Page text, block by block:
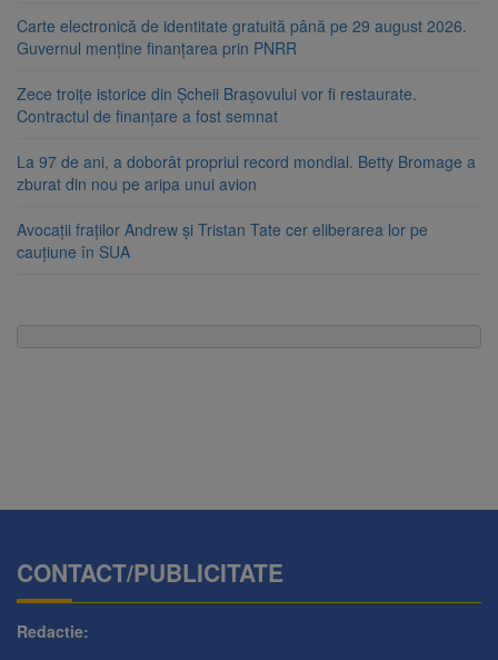
Carte electronică de identitate gratuită până pe 29 august 2026.
Guvernul menține finanțarea prin PNRR
Zece troițe istorice din Șcheii Brașovului vor fi restaurate.
Contractul de finanțare a fost semnat
La 97 de ani, a doborât propriul record mondial. Betty Bromage a
zburat din nou pe aripa unui avion
Avocații fraților Andrew și Tristan Tate cer eliberarea lor pe
cauțiune în SUA
CONTACT/PUBLICITATE
Redactie: